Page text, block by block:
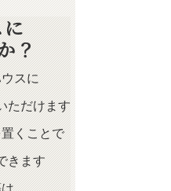
？
スに
ただけます
くことで
きます